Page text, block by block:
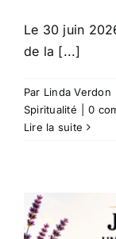
Le 30 juin
de la [...]
Par Linda Verdon
Spiritualité
0
Lire la suite